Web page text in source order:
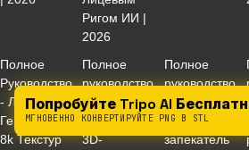
Попробуйте Tripo AI
МГНОВЕННО КОНВЕРТИРУЙТЕ PNG В STL
Ригом ИИ |
2026
Полное
Руководство
- Лучший
Генератор
8k Текстур
Полное
руководство
- Лучший
конвертер
3D-
Полное
руководство
- Лучший
мгновенный
запекатель